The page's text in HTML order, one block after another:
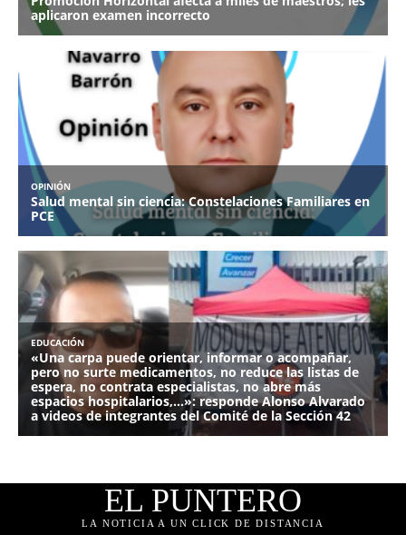
EL PUNTERO
LA NOTICIA A UN CLICK DE DISTANCIA